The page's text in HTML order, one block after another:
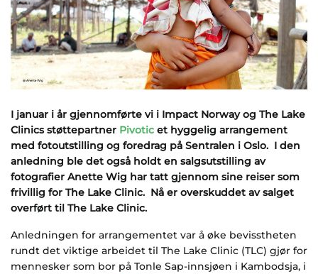
I januar i år gjennomførte vi i Impact Norway og The Lake
Clinics støttepartner Pivotic et hyggelig arrangement
med fotoutstilling og foredrag på Sentralen i Oslo. I den
anledning ble det også holdt en salgsutstilling av
fotografier Anette Wig har tatt gjennom sine reiser som
frivillig for The Lake Clinic. Nå er overskuddet av salget
overført til The Lake Clinic.
Anledningen for arrangementet var å øke bevisstheten
rundt det viktige arbeidet til The Lake Clinic (TLC) gjør for
mennesker som bor på Tonle Sap-innsjøen i Kambodsja, i